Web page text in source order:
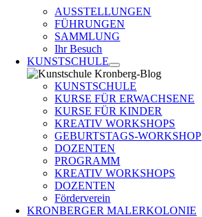
AUSSTELLUNGEN
FÜHRUNGEN
SAMMLUNG
Ihr Besuch
KUNSTSCHULE
KUNSTSCHULE
KURSE FÜR ERWACHSENE
KURSE FÜR KINDER
KREATIV WORKSHOPS
GEBURTSTAGS-WORKSHOP
DOZENTEN
PROGRAMM
KREATIV WORKSHOPS
DOZENTEN
Förderverein
KRONBERGER MALERKOLONIE